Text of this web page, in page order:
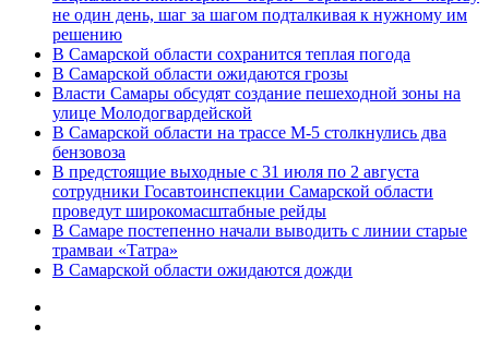
не один день, шаг за шагом подталкивая к нужному им
решению
В Самарской области сохранится теплая погода
В Самарской области ожидаются грозы
Власти Самары обсудят создание пешеходной зоны на
улице Молодогвардейской
В Самарской области на трассе М-5 столкнулись два
бензовоза
В предстоящие выходные с 31 июля по 2 августа
сотрудники Госавтоинспекции Самарской области
проведут широкомасштабные рейды
В Самаре постепенно начали выводить с линии старые
трамваи «Татра»
В Самарской области ожидаются дожди